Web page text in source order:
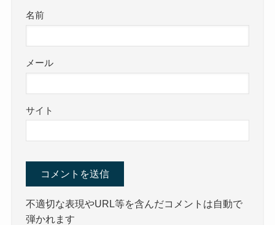
名前
メール
サイト
不適切な表現やURL等を含んだコメントは自動で
弾かれます